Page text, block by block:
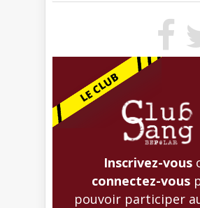
Inscrivez-vous
connectez-vous
pouvoir participer